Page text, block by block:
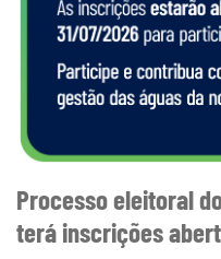
Processo eleitoral
terá inscrições